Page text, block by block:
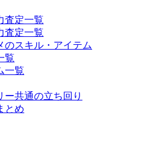
査定一覧
査定一覧
のスキル・アイテム
覧
一覧
ー共通の立ち回り
とめ